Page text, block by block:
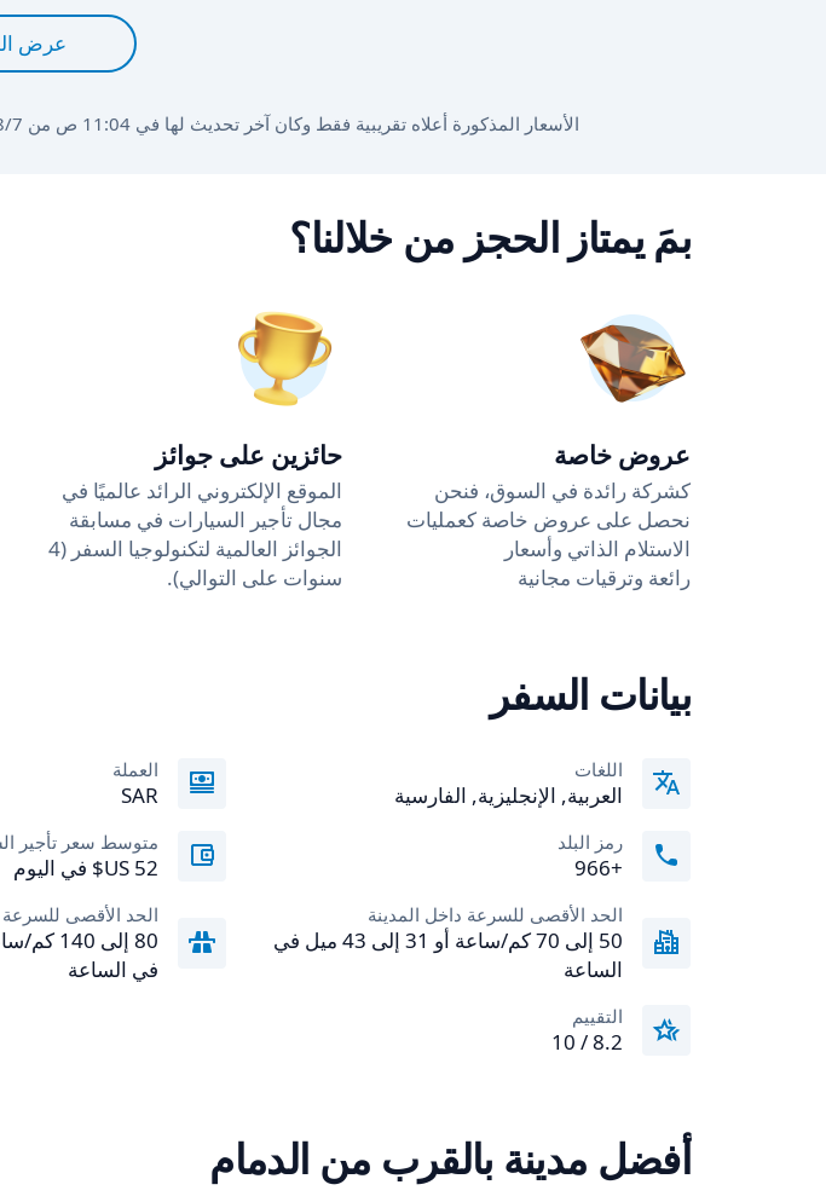
عرض
الأسعار المذكورة أعلاه تقريبية فقط وكان آخر تحديث لها في 11:04 ص من 7‏/8‏/26. وقد تختلف الأسعار بناءً على تواريخ الحجز ومدة التأجير وفئة السيارة.
بمَ يمتاز الحجز من خلالنا؟
عروض خاصة
كشركة رائدة في السوق، فنحن
نحصل على عروض خاصة كعمليات
الاستلام الذاتي وأسعار
رائعة وترقيات مجانية
حائزين على جوائز
الموقع الإلكتروني الرائد عالميًا في
مجال تأجير السيارات في مسابقة
الجوائز العالمية لتكنولوجيا السفر (4
سنوات على التوالي).
بيانات السفر
اللغات
العربية, الإنجليزية, الفارسية
العملة
SAR
رمز البلد
+966
متوسط سعر تأجير
الحد الأقصى للسرعة داخل المدينة
50 إلى 70 كم/ساعة أو 31 إلى 43 ميل في
الساعة
الحد الأقصى للسرعة
في الساعة
التقييم
8.2 / 10
أفضل مدينة بالقرب من الدمام